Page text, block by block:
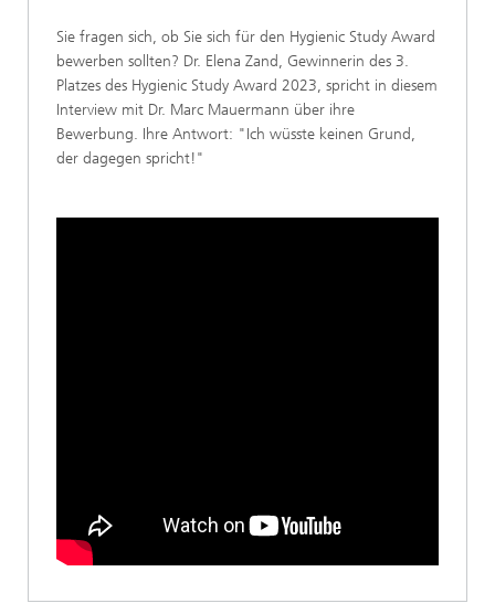
Sie fragen sich, ob Sie sich für den Hygienic Study Award
bewerben sollten? Dr. Elena Zand, Gewinnerin des 3.
Platzes des Hygienic Study Award 2023, spricht in diesem
Interview mit Dr. Marc Mauermann über ihre
Bewerbung. Ihre Antwort: "Ich wüsste keinen Grund,
der dagegen spricht!"